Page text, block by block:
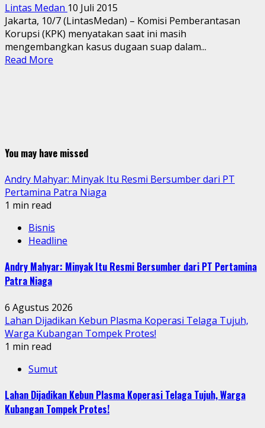
Lintas Medan 10 Juli 2015
Jakarta, 10/7 (LintasMedan) – Komisi Pemberantasan
Korupsi (KPK) menyatakan saat ini masih
mengembangkan kasus dugaan suap dalam...
Read More
You may have missed
Andry Mahyar: Minyak Itu Resmi Bersumber dari PT
Pertamina Patra Niaga
1 min read
Bisnis
Headline
Andry Mahyar: Minyak Itu Resmi Bersumber dari PT Pertamina
Patra Niaga
6 Agustus 2026
Lahan Dijadikan Kebun Plasma Koperasi Telaga Tujuh,
Warga Kubangan Tompek Protes!
1 min read
Sumut
Lahan Dijadikan Kebun Plasma Koperasi Telaga Tujuh, Warga
Kubangan Tompek Protes!